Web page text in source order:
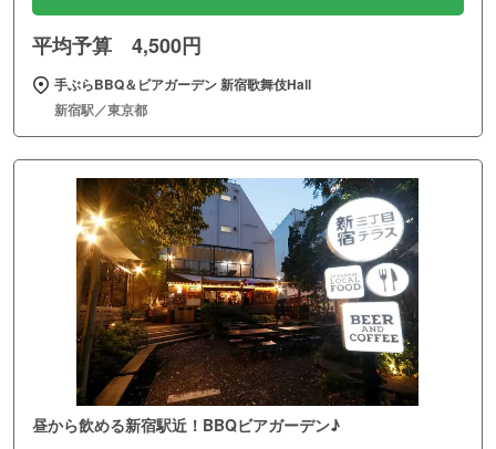
平均予算 4,500円
手ぶらBBQ＆ビアガーデン 新宿歌舞伎Hall
新宿駅／東京都
昼から飲める新宿駅近！BBQビアガーデン♪